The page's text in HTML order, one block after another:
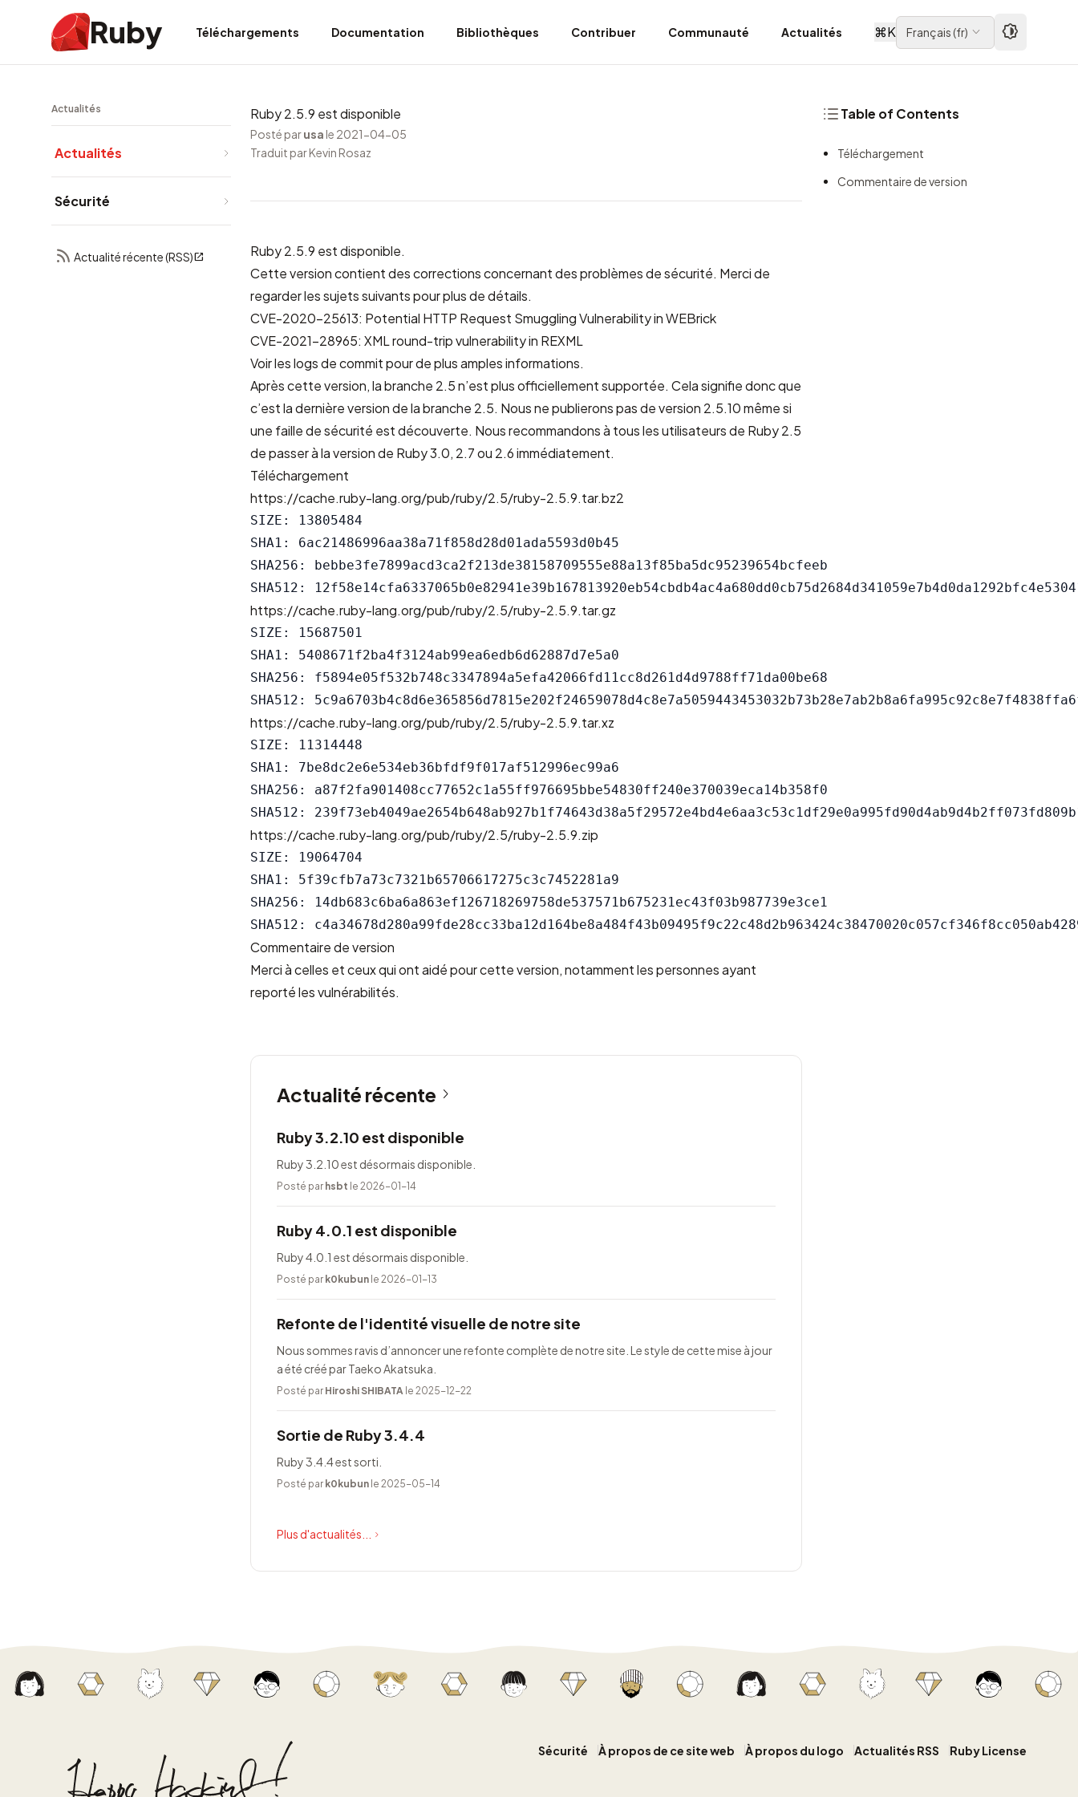
Ruby Téléchargements Documentation Bibliothèques Contribuer Communauté Actualités ⌘K Français(fr)
Actualités
Actualités
Sécurité
Actualité récente (RSS)
Ruby 2.5.9 est disponible
Posté parusa le 2021-04-05
Traduit par Kevin Rosaz
Ruby 2.5.9 est disponible.
Cette version contient des corrections concernant des problèmes de sécurité. Merci de
regarder les sujets suivants pour plus de détails.
CVE-2020-25613: Potential HTTP Request Smuggling Vulnerability in WEBrick
CVE-2021-28965: XML round-trip vulnerability in REXML
Voir leslogs de commitpour de plus amples informations.
Après cette version, la branche 2.5 n’est plus officiellement supportée. Cela signifie donc que
c’est la dernière version de la branche 2.5. Nous ne publierons pas de version 2.5.10 même si
une faille de sécurité est découverte. Nous recommandons à tous les utilisateurs de Ruby 2.5
de passer à la version de Ruby 3.0, 2.7 ou 2.6 immédiatement.
Téléchargement
https://cache.ruby-lang.org/pub/ruby/2.5/ruby-2.5.9.tar.bz2
SIZE: 13805484
SHA1: 6ac21486996aa38a71f858d28d01ada5593d0b45
SHA256: bebbe3fe7899acd3ca2f213de38158709555e88a13f85ba5dc95239654bcfeeb
https://cache.ruby-lang.org/pub/ruby/2.5/ruby-2.5.9.tar.gz
SIZE: 15687501
SHA1: 5408671f2ba4f3124ab99ea6edb6d62887d7e5a0
SHA256: f5894e05f532b748c3347894a5efa42066fd11cc8d261d4d9788ff71da00be68
https://cache.ruby-lang.org/pub/ruby/2.5/ruby-2.5.9.tar.xz
SIZE: 11314448
SHA1: 7be8dc2e6e534eb36bfdf9f017af512996ec99a6
SHA256: a87f2fa901408cc77652c1a55ff976695bbe54830ff240e370039eca14b358f0
https://cache.ruby-lang.org/pub/ruby/2.5/ruby-2.5.9.zip
SIZE: 19064704
SHA1: 5f39cfb7a73c7321b65706617275c3c7452281a9
SHA256: 14db683c6ba6a863ef126718269758de537571b675231ec43f03b987739e3ce1
Commentaire de version
Merci à celles et ceux qui ont aidé pour cette version, notamment les personnes ayant
reporté les vulnérabilités.
Actualité récente
Ruby 3.2.10 est disponible
Ruby 3.2.10 est désormais disponible.
Posté par hsbt le 2026-01-14
Ruby 4.0.1 est disponible
Ruby 4.0.1 est désormais disponible.
Posté par k0kubun le 2026-01-13
Refonte de l'identité visuelle de notre site
Nous sommes ravis d’annoncer une refonte complète de notre site. Le style de cette mise à jour
a été créé par Taeko Akatsuka.
Posté par Hiroshi SHIBATA le 2025-12-22
Sortie de Ruby 3.4.4
Ruby 3.4.4 est sorti.
Posté par k0kubun le 2025-05-14
Plus d'actualités...
Table of Contents
Téléchargement
Commentaire de version
Sécurité À propos de ce site web À propos du logo Actualités RSS Ruby License